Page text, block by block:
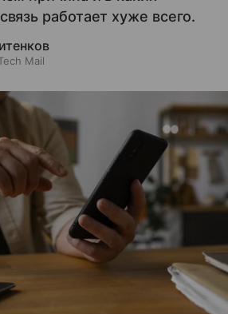
работает хуже всего.
Mail